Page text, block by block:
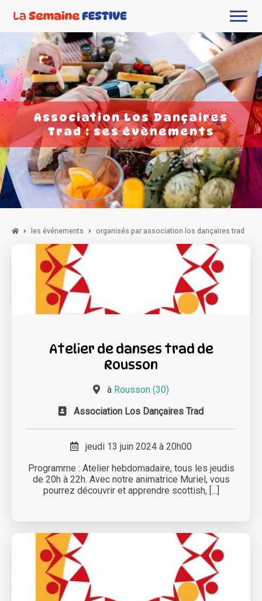
Association Los Dançaires
Trad : ses évènements
les événements organisés par association los dançaires trad
Atelier de danses trad de
Rousson
à Rousson (30)
Association Los Dançaires Trad
jeudi 13 juin 2024 à 20h00
Programme : Atelier hebdomadaire, tous les jeudis
de 20h à 22h. Avec notre animatrice Muriel, vous
pourrez découvrir et apprendre scottish, [...]